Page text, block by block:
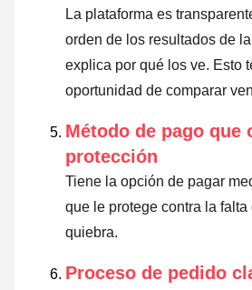
La plataforma es
orden de los resultados de
explica por qué los ve. Esto
oportunidad de comparar
Método de pago que
protección
Tiene la opción de pagar
que le protege contra la falta
quiebra.
Proceso de pedido